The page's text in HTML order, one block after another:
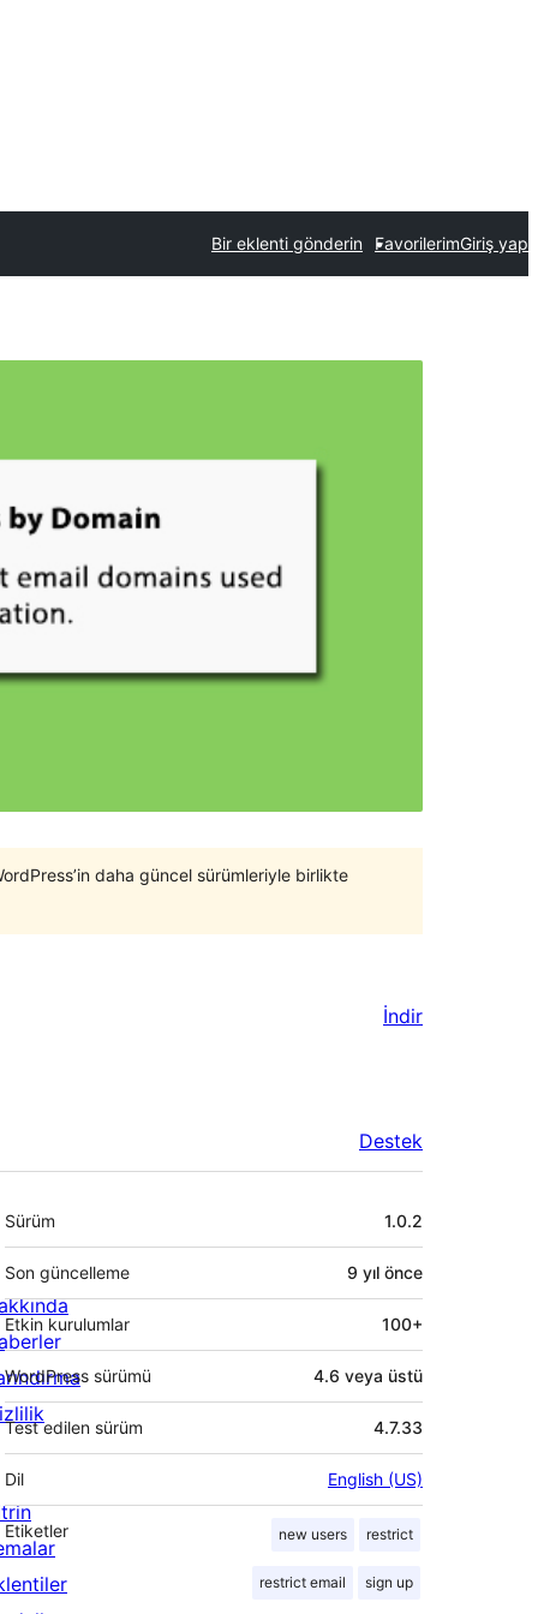
Bir eklenti gönderin FavorilerimGiriş yap
daha güncel sürümleriyle birlikte
İndir
Destek
Meta
Sürüm 1.0.2
Son güncelleme 9 yıl önce
Etkin kurulumlar 100+
WordPress sürümü 4.6 veya üstü
Test edilen sürüm 4.7.33
Dil English (US)
Etiketler new users restrict
restrict email sign up